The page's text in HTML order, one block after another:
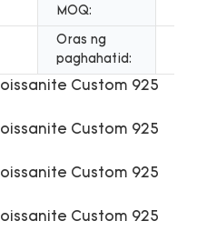
MOQ:
Oras ng
paghahatid: